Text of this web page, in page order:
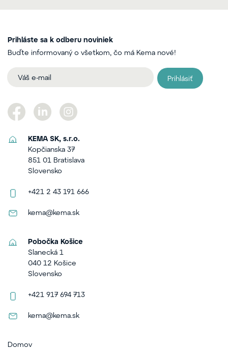
Prihláste sa k odberu noviniek
Buďte informovaný o všetkom, čo má Kema nové!
Prihlásiť
KEMA SK, s.r.o.
Kopčianska 37
851 01 Bratislava
Slovensko
+421 2 43 191 666
kema@kema.sk
Pobočka Košice
Slanecká 1
040 12 Košice
Slovensko
+421 917 694 713
kema@kema.sk
Domov